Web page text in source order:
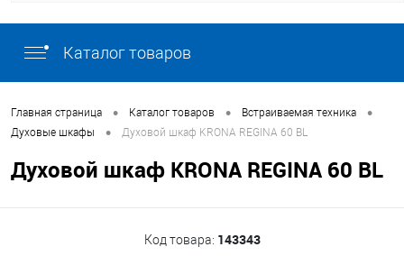
Каталог товаров
Главная страница • Каталог товаров • Встраиваемая техника •
Духовые шкафы • Духовой шкаф KRONA REGINA 60 BL
Духовой шкаф KRONA REGINA 60 BL
Код товара: 143343